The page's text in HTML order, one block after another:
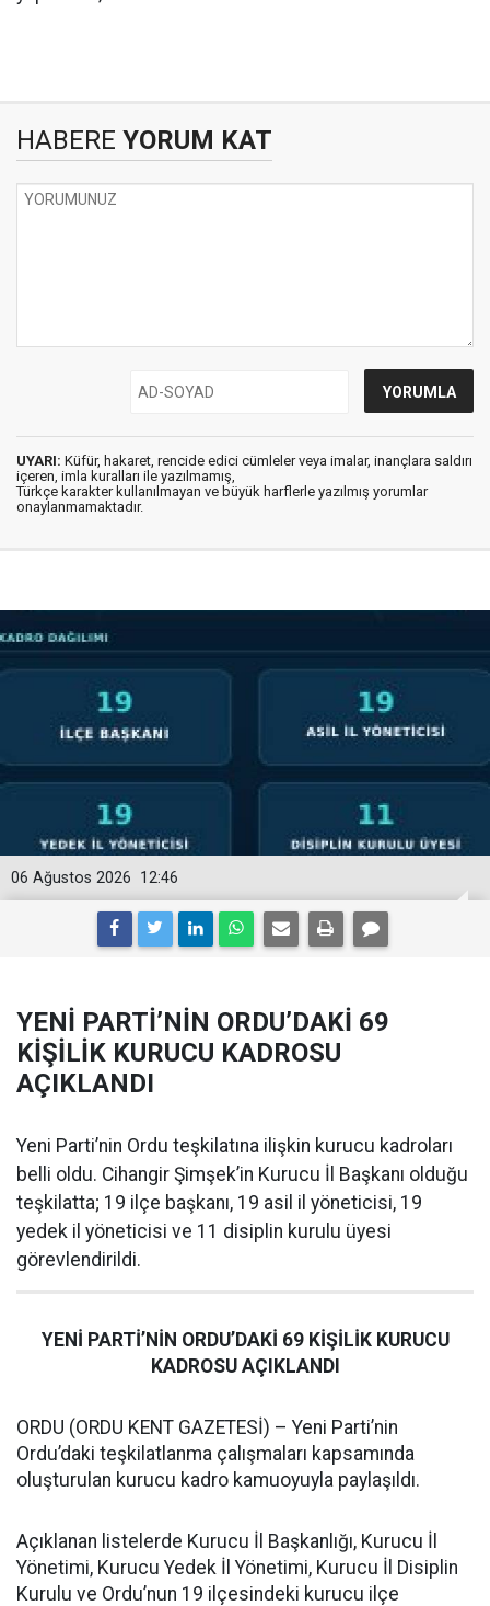
HABERE YORUM KAT
UYARI: Küfür, hakaret, rencide edici cümleler veya imalar, inançlara saldırı
içeren, imla kuralları ile yazılmamış,
Türkçe karakter kullanılmayan ve büyük harflerle yazılmış yorumlar
onaylanmamaktadır.
12:46
06 Ağustos 2026
YENİ PARTİ’NİN ORDU’DAKİ 69
KİŞİLİK KURUCU KADROSU
AÇIKLANDI
Yeni Parti’nin Ordu teşkilatına ilişkin kurucu kadroları
belli oldu. Cihangir Şimşek’in Kurucu İl Başkanı olduğu
teşkilatta; 19 ilçe başkanı, 19 asil il yöneticisi, 19
yedek il yöneticisi ve 11 disiplin kurulu üyesi
görevlendirildi.
YENİ PARTİ’NİN ORDU’DAKİ 69 KİŞİLİK KURUCU
KADROSU AÇIKLANDI
ORDU (ORDU KENT GAZETESİ) – Yeni Parti’nin
Ordu’daki teşkilatlanma çalışmaları kapsamında
oluşturulan kurucu kadro kamuoyuyla paylaşıldı.
Açıklanan listelerde Kurucu İl Başkanlığı, Kurucu İl
Yönetimi, Kurucu Yedek İl Yönetimi, Kurucu İl Disiplin
Kurulu ve Ordu’nun 19 ilçesindeki kurucu ilçe